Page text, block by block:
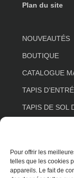
Pour offrir les
telles que les cookies
appareils. Le fait de
Plan du site
NOUVEAUTÉS
BOUTIQUE
CATALOGUE
TAPIS
TAPIS DE SOL
TAPIS DE SOL
TAPIS DE SOL